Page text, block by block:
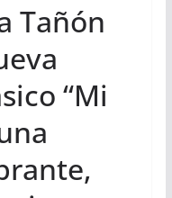
Tañón
“Mi